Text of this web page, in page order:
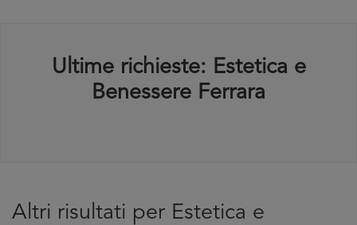
Ultime richieste: Estetica e
Benessere Ferrara
Altri risultati per Estetica e